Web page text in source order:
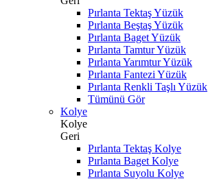
Pırlanta Tektaş Yüzük
Pırlanta Beştaş Yüzük
Pırlanta Baget Yüzük
Pırlanta Tamtur Yüzük
Pırlanta Yarımtur Yüzük
Pırlanta Fantezi Yüzük
Pırlanta Renkli Taşlı Yüzük
Tümünü Gör
Kolye
Kolye
Geri
Pırlanta Tektaş Kolye
Pırlanta Baget Kolye
Pırlanta Suyolu Kolye